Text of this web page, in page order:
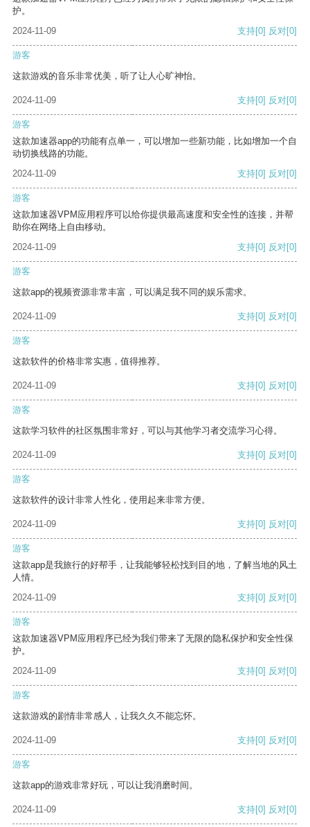
护。
2024-11-09
支持[0] 反对[0]
游客
这款游戏的音乐非常优美，听了让人心旷神怡。
2024-11-09 支持[0] 反对[0]
游客
这款加速器app的功能有点单一，可以增加一些新功能，比如增加一个自
动切换线路的功能。
2024-11-09
支持[0] 反对[0]
游客
这款加速器VPM应用程序可以给你提供最高速度和安全性的连接，并帮
助你在网络上自由移动。
2024-11-09
支持[0] 反对[0]
游客
这款app的视频资源非常丰富，可以满足我不同的娱乐需求。
2024-11-09 支持[0] 反对[0]
游客
这款软件的价格非常实惠，值得推荐。
2024-11-09 支持[0] 反对[0]
游客
这款学习软件的社区氛围非常好，可以与其他学习者交流学习心得。
2024-11-09 支持[0] 反对[0]
游客
这款软件的设计非常人性化，使用起来非常方便。
2024-11-09 支持[0] 反对[0]
游客
这款app是我旅行的好帮手，让我能够轻松找到目的地，了解当地的风土
人情。
2024-11-09
支持[0] 反对[0]
游客
这款加速器VPM应用程序已经为我们带来了无限的隐私保护和安全性保
护。
2024-11-09
支持[0] 反对[0]
游客
这款游戏的剧情非常感人，让我久久不能忘怀。
2024-11-09 支持[0] 反对[0]
游客
这款app的游戏非常好玩，可以让我消磨时间。
2024-11-09 支持[0] 反对[0]